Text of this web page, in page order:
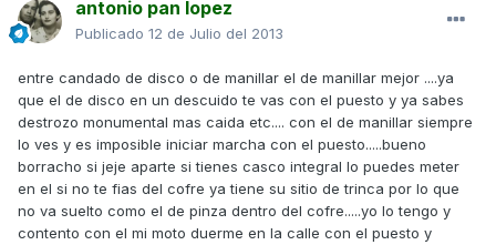
antonio pan lopez
Publicado 12 de Julio del 2013
entre candado de disco o de manillar el de manillar mejor ....ya
que el de disco en un descuido te vas con el puesto y ya sabes
destrozo monumental mas caida etc.... con el de manillar siempre
lo ves y es imposible iniciar marcha con el puesto.....bueno
borracho si jeje aparte si tienes casco integral lo puedes meter
en el si no te fias del cofre ya tiene su sitio de trinca por lo que
no va suelto como el de pinza dentro del cofre.....yo lo tengo y
contento con el mi moto duerme en la calle con el puesto y